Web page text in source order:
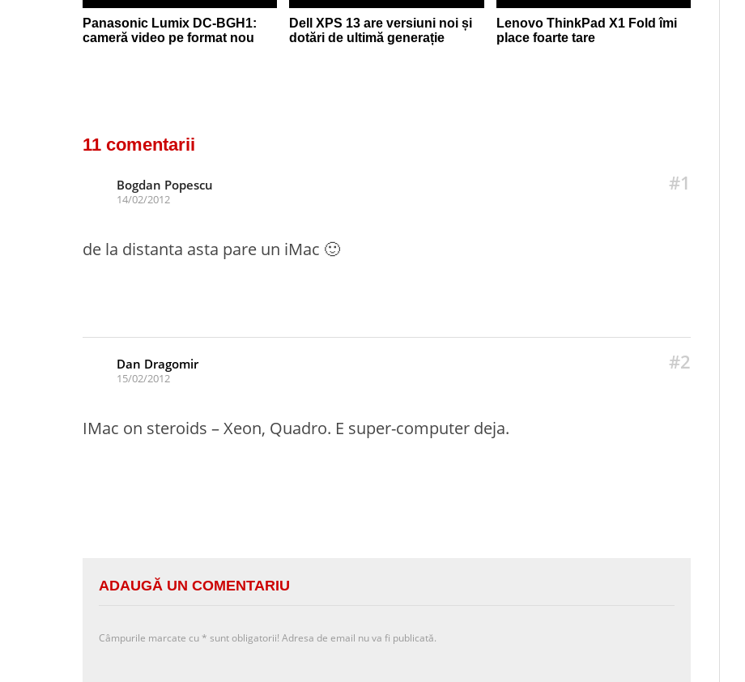
Panasonic Lumix DC-BGH1:
cameră video pe format nou
Dell XPS 13 are versiuni noi și
dotări de ultimă generație
Lenovo ThinkPad X1 Fold îmi
place foarte tare
11 comentarii
#1
Bogdan Popescu
14/02/2012
de la distanta asta pare un iMac 🙂
#2
Dan Dragomir
15/02/2012
IMac on steroids – Xeon, Quadro. E super-computer deja.
ADAUGĂ UN COMENTARIU
Câmpurile marcate cu * sunt obligatorii! Adresa de email nu va fi publicată.